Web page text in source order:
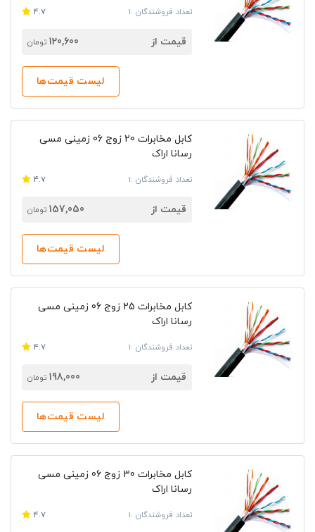
تعداد فروشندگان :1 4.7
قیمت از 120,600 تومان
لیست قیمت‌ها
کابل مخابرات 20 زوج 06 زمینی مسی
رسانا اراک
تعداد فروشندگان :1 4.7
قیمت از 157,050 تومان
لیست قیمت‌ها
کابل مخابرات 25 زوج 06 زمینی مسی
رسانا اراک
تعداد فروشندگان :1 4.7
قیمت از 198,000 تومان
لیست قیمت‌ها
کابل مخابرات 30 زوج 06 زمینی مسی
رسانا اراک
تعداد فروشندگان :1 4.7